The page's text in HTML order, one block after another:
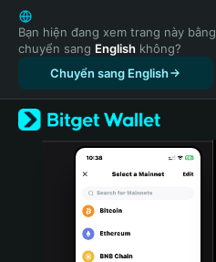
English
日本語
Tiếng Việt
Русский
Español (Latinoamérica)
Türkçe
Italiano
Português (Portugal)
Bạn hiện đang xem trang này bằng
chuyển sang English không?
Chuyển sang English